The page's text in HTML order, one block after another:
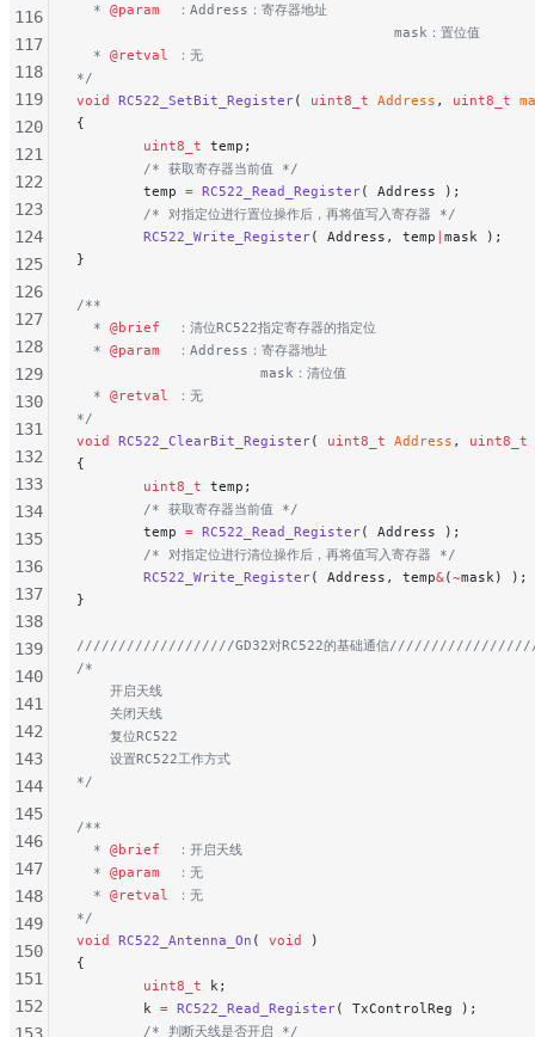
  *
@param
  ：Address：寄存器地址
                                      mask：置位值
  *
@retval ：无
*/
void
RC522_SetBit_Register( uint8_t Address , uint8_t
{
        uint8_t
temp;
        /* 获取寄存器当前值 */
        temp
= RC522_Read_Register( Address );
        /* 对指定位进行置位操作后，再将值写入寄存器 */
        RC522_Write_Register
( Address, temp mask );
}
/**
  *
@brief
  ：清位RC522指定寄存器的指定位
  *
@param
  ：Address：寄存器地址
                      mask：清位值
  *
@retval ：无
*/
void
RC522_ClearBit_Register( uint8_t Address , uint8_t
{
        uint8_t
temp;
        /* 获取寄存器当前值 */
        temp
= RC522_Read_Register( Address );
        /* 对指定位进行清位操作后，再将值写入寄存器 */
        RC522_Write_Register
( Address, temp&(~mask) );
}
///////////////////GD32对RC522的基础通信
/*
    开启天线
    关闭天线
    复位RC522
    设置RC522工作方式
*/
/**
  *
@brief
  ：开启天线
  *
@param
  ：无
  *
@retval ：无
*/
void
RC522_Antenna_On ( void
)
{
        uint8_t
k;
        k
= RC522_Read_Register( TxControlReg );
        /* 判断天线是否开启 */
116
117
118
119
120
121
122
123
124
125
126
127
128
129
130
131
132
133
134
135
136
137
138
139
140
141
142
143
144
145
146
147
148
149
150
151
152